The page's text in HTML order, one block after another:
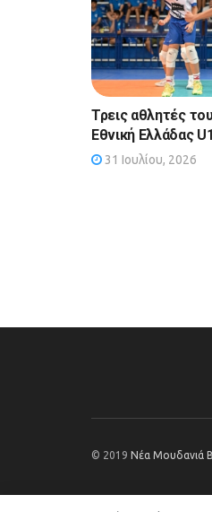
Τρεις αθλητές
Εθνική Ελλάδας
31 Ιουλίου, 2026
© 2019 Νέα Μουδανιά